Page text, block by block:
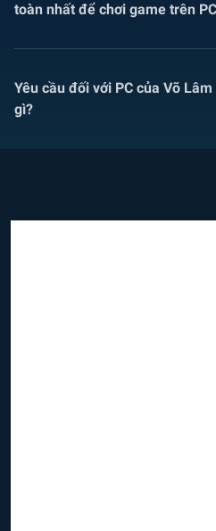
toàn nhất để chơi game trên
Yêu cầu đối với PC của Võ
gì?